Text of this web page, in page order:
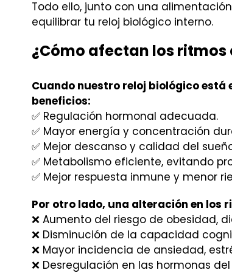
Todo ello, junto con una
equilibrar tu reloj biológico interno.
¿Cómo afectan los
Cuando nuestro reloj biológico
beneficios:
✅ Regulación hormonal adecuada.
✅ Mayor energía y concentración
✅ Mejor descanso y calidad del
✅ Metabolismo eficiente, evitando
✅ Mejor respuesta inmune y menor
Por otro lado, una alteración en los
❌ Aumento del riesgo de obesidad,
❌ Disminución de la capacidad
❌ Mayor incidencia de ansiedad,
❌ Desregulación en las hormonas